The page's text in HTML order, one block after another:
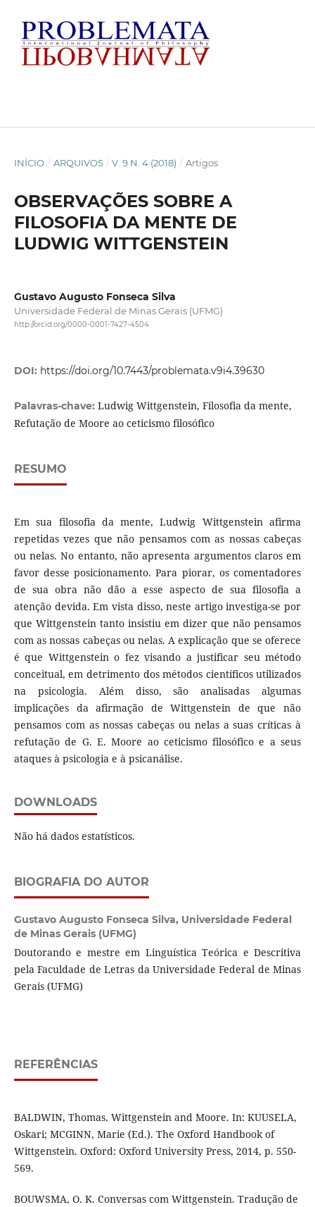
INÍCIO / ARQUIVOS / V. 9 N. 4 (2018) / Artigos
OBSERVAÇÕES SOBRE A
FILOSOFIA DA MENTE DE
LUDWIG WITTGENSTEIN
Gustavo Augusto Fonseca Silva
Universidade Federal de Minas Gerais (UFMG)
http://orcid.org/0000-0001-7427-4504
DOI: https://doi.org/10.7443/problemata.v9i4.39630
Palavras-chave: Ludwig Wittgenstein, Filosofia da mente,
Refutação de Moore ao ceticismo filosófico
RESUMO
Em sua filosofia da mente, Ludwig Wittgenstein afirma
repetidas vezes que não pensamos com as nossas cabeças
ou nelas. No entanto, não apresenta argumentos claros em
favor desse posicionamento. Para piorar, os comentadores
de sua obra não dão a esse aspecto de sua filosofia a
atenção devida. Em vista disso, neste artigo investiga-se por
que Wittgenstein tanto insistiu em dizer que não pensamos
com as nossas cabeças ou nelas. A explicação que se oferece
é que Wittgenstein o fez visando a justificar seu método
conceitual, em detrimento dos métodos científicos utilizados
na psicologia. Além disso, são analisadas algumas
implicações da afirmação de Wittgenstein de que não
pensamos com as nossas cabeças ou nelas a suas críticas à
refutação de G. E. Moore ao ceticismo filosófico e a seus
ataques à psicologia e à psicanálise.
DOWNLOADS
Não há dados estatísticos.
BIOGRAFIA DO AUTOR
Gustavo Augusto Fonseca Silva, Universidade Federal
de Minas Gerais (UFMG)
Doutorando e mestre em Linguística Teórica e Descritiva
pela Faculdade de Letras da Universidade Federal de Minas
Gerais (UFMG)
REFERÊNCIAS
BALDWIN, Thomas. Wittgenstein and Moore. In: KUUSELA,
Oskari; MCGINN, Marie (Ed.). The Oxford Handbook of
Wittgenstein. Oxford: Oxford University Press, 2014, p. 550-
569.
BOUWSMA, O. K. Conversas com Wittgenstein. Tradução de